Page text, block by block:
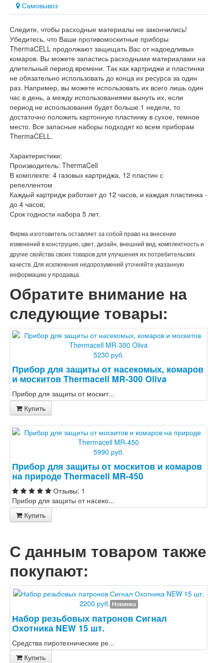
Самовывоз
Следите, чтобы расходные материалы не закончились!
Убедитесь, что Ваши противомоскитные приборы
ThermaCELL продолжают защищать Вас от надоедливых
комаров. Вы можете запастись расходными материалами на
длительный период времени. Так как картриджи и пластинки
не обязательно использовать до конца их ресурса за один
раз. Например, вы можете использовать их всего лишь один
час в день, а между использованиями вынуть их, если
период не использования будет больше 1 недели, то
достаточно положить картонную пластинку в сухое, темное
место. Все запасные наборы подходят ко всем приборам
ThermaCELL.
Характеристики:
Производитель: ThermaCell
В комплекте: 4 газовых картриджа, 12 пластин с
репеллентом
Каждый картридж работает до 12 часов, и каждая пластинка -
до 4 часов;
Срок годности набора 5 лет.
Фирма-изготовитель оставляет за собой право на внесение
изменений в конструцию, цвет, дизайн, внешний вид, комплектность и
другие свойства своих товаров для улучшения их потребительских
качеств. Для исключения недорозумений уточняйте указанную
информацию у продавца.
Обратите внимание на
следующие товары:
5230 руб.
Прибор для защиты от насекомых, комаров
и москитов Thermacell MR-300 Oliva
Прибор для защиты от москит...
Купить
5990 руб.
Прибор для защиты от москитов и комаров
на природе Thermacell MR-450
Отзывы: 1
Прибор для защиты от насеко...
Купить
С данным товаром также
покупают:
2200 руб. Новинка
Набор резьбовых патронов Сигнал
Охотника NEW 15 шт.
Средства пиротехнические ре...
Купить